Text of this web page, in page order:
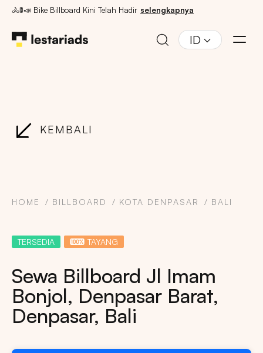
🚴🚦📣 Bike Billboard Kini Telah Hadir selengkapnya
ID
KEMBALI
HOME BILLBOARD KOTA DENPASAR BALI
TERSEDIA TAYANG
Sewa Billboard Jl Imam
Bonjol, Denpasar Barat,
Denpasar, Bali